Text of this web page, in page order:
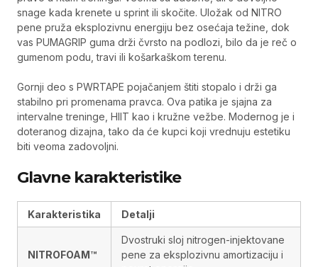
snage kada krenete u sprint ili skočite. Uložak od NITRO
pene pruža eksplozivnu energiju bez osećaja težine, dok
vas PUMAGRIP guma drži čvrsto na podlozi, bilo da je reč o
gumenom podu, travi ili košarkaškom terenu.
Gornji deo s PWRTAPE pojačanjem štiti stopalo i drži ga
stabilno pri promenama pravca. Ova patika je sjajna za
intervalne treninge, HIIT kao i kružne vežbe. Modernog je i
doteranog dizajna, tako da će kupci koji vrednuju estetiku
biti veoma zadovoljni.
Glavne karakteristike
Karakteristika Detalji
NITROFOAM™
Dvostruki sloj nitrogen-injektovane
pene za eksplozivnu amortizaciju i